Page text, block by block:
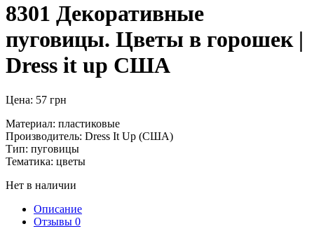
8301 Декоративные
пуговицы. Цветы в горошек |
Dress it up США
Цена: 57 грн
Материал: пластиковые
Производитель: Dress It Up (США)
Тип: пуговицы
Тематика: цветы
Нет в наличии
Описание
Отзывы 0